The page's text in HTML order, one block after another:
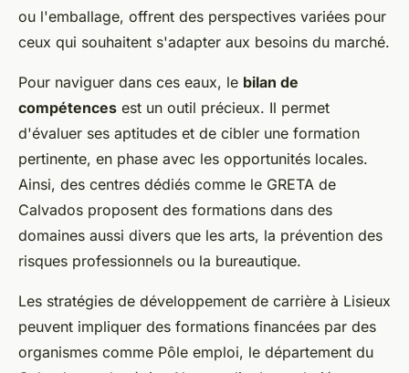
ou l'emballage, offrent des perspectives variées pour
ceux qui souhaitent s'adapter aux besoins du marché.
Pour naviguer dans ces eaux, le bilan de
compétences est un outil précieux. Il permet
d'évaluer ses aptitudes et de cibler une formation
pertinente, en phase avec les opportunités locales.
Ainsi, des centres dédiés comme le GRETA de
Calvados proposent des formations dans des
domaines aussi divers que les arts, la prévention des
risques professionnels ou la bureautique.
Les stratégies de développement de carrière à Lisieux
peuvent impliquer des formations financées par des
organismes comme Pôle emploi, le département du